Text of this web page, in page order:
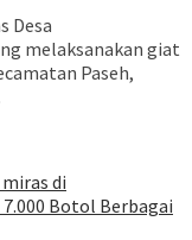
Desa
melaksanakan giat
Paseh,
di
Botol Berbagai